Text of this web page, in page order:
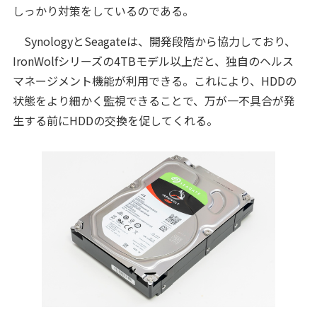
しっかり対策をしているのである。
SynologyとSeagateは、開発段階から協力しており、
IronWolfシリーズの4TBモデル以上だと、独自のヘルス
マネージメント機能が利用できる。これにより、HDDの
状態をより細かく監視できることで、万が一不具合が発
生する前にHDDの交換を促してくれる。